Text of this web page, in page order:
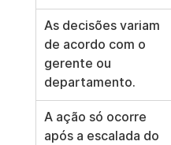
As decisões variam
de acordo com o
gerente ou
departamento.
A ação só ocorre
após a escalada do